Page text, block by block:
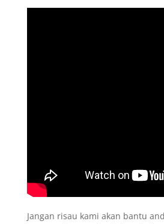
Jangan risau kami akan bantu